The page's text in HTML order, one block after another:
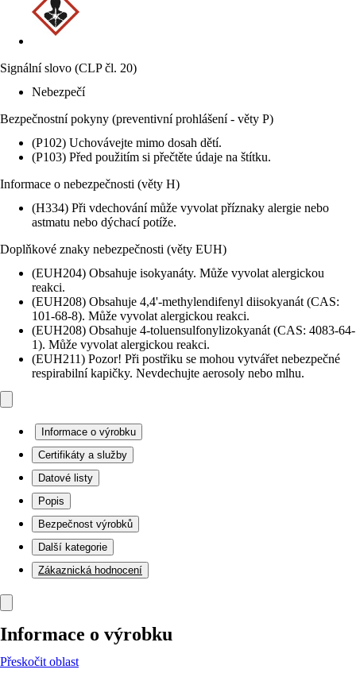
Signální slovo (CLP čl. 20)
Nebezpečí
Bezpečnostní pokyny (preventivní prohlášení - věty P)
(P102) Uchovávejte mimo dosah dětí.
(P103) Před použitím si přečtěte údaje na štítku.
Informace o nebezpečnosti (věty H)
(H334) Při vdechování může vyvolat příznaky alergie nebo
astmatu nebo dýchací potíže.
Doplňkové znaky nebezpečnosti (věty EUH)
(EUH204) Obsahuje isokyanáty. Může vyvolat alergickou
reakci.
(EUH208) Obsahuje 4,4'-methylendifenyl diisokyanát (CAS:
101-68-8). Může vyvolat alergickou reakci.
(EUH208) Obsahuje 4-toluensulfonylizokyanát (CAS: 4083-64-
1). Může vyvolat alergickou reakci.
(EUH211) Pozor! Při postřiku se mohou vytvářet nebezpečné
respirabilní kapičky. Nevdechujte aerosoly nebo mlhu.
Informace o výrobku
Certifikáty a služby
Datové listy
Popis
Bezpečnost výrobků
Další kategorie
Zákaznická hodnocení
Informace o výrobku
Přeskočit oblast